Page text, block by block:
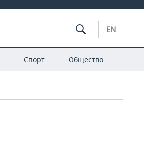
EN
Спорт Общество